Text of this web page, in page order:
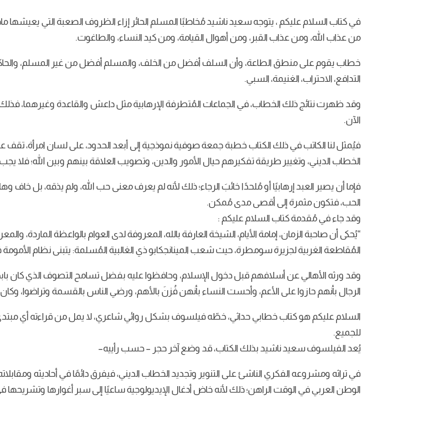
في كتاب السلام عليكم ، يتوجه سعيد ناشيد مُخاطبًا المسلم الحائر إزاء الظروف الصعبة التي
من عذاب الله، ومن عذاب القبر، ومن أهوال القيامة، ومن كيد النساء، والطاغوت.
خطاب يقوم على منطق الطاعة، وأن السلف أفضل من الخلف، والمسلم أفضل من غير المسلم، والحاكم
التدافع، الاحتراب، الغنيمة، السبي.
وقد ظهرت نتائج ذلك الخطاب، في الجماعات المُتطرفة الإرهابية مثل داعش والقاعدة وغيرهما، فذلك
الآن.
فيُمثل لنا الكاتب في ذلك الكتاب خطبة جمعة صوفية نموذجية إلى أبعد الحدود، على لسان
الخطاب الديني، وتغيير طريقة تفكيرهم حيال الأمور والدين، وتصويب العلاقة بينهم وبين الله؛ فلا
فإما أن يصير العبد إرهابيًا أو مُلحدًا خائبَ الرجاء؛ ذلك لأنه لم يعرف معنى حب الله، ولم يذقه، بل خاف
الحب، فتكون مثمرة إلى أقصى مدى مُمكن.
وقد جاء في مُقدمة كتاب السلام عليكم :
“يُحكى أن صاحبة الزمان، إمامة الأيام، الشيخة العارفة بالله، المعروفة لدى العوام بالواعظة الماردة،
المُقاطعة الغربية لجزيرة سومطرة، حيث شعب المينانجكابو ذي الغالبية المُسلمة: يتبنى نظام
وقد ورثه الأهالي عن أسلافهم قبل دخول الإسلام، وحافظوا عليه بفضل تسامح التصوف الذي كان
الرجال بأنهم حازوا على الأعم، وأحست النساء بأنهن فُزنَ بالأهم، ورضي الناس بالقسمة وتراضوا،
السلام عليكم هو كتاب خطابي حداثي، خطّه فيلسوف بشكل روائي شاعري، لا يمل من قراءته أي
للجميع.
يُعد الفيلسوف سعيد ناشيد بذلك الكتاب، قد وضع آخر حجر – حسب رأييه–
في تراثه ومشروعه الفكري الناشئ على التنوير وتجديد الخطاب الديني، فيفرق دائمًا في أحاديثه
الوطن العربي في الوقت الراهن؛ ذلك لأنه خاض أدغال الإيديولوجية ساعيًا إلى سبر أغوارها